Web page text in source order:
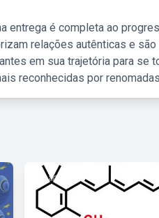
entrega é completa ao
relações autênticas e
em sua trajetória para se
reconhecidas por